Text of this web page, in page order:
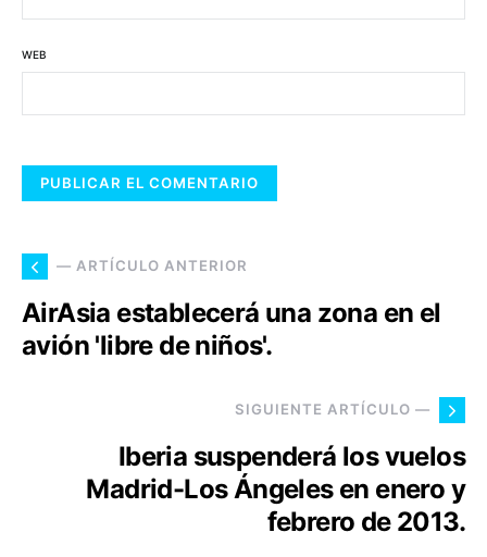
WEB
— ARTÍCULO ANTERIOR
AirAsia establecerá una zona en el
avión 'libre de niños'.
SIGUIENTE ARTÍCULO —
Iberia suspenderá los vuelos
Madrid-Los Ángeles en enero y
febrero de 2013.